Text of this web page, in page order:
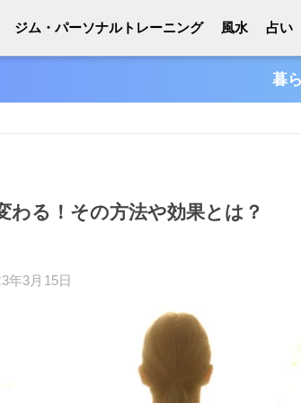
ジム・パーソナルトレーニング 風水 占い
暮
わる！その方法や効果とは？
年3月15日